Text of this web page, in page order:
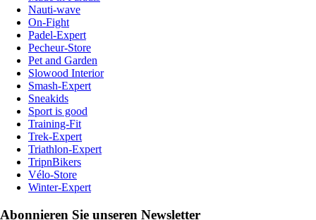
Nauti-wave
On-Fight
Padel-Expert
Pecheur-Store
Pet and Garden
Slowood Interior
Smash-Expert
Sneakids
Sport is good
Training-Fit
Trek-Expert
Triathlon-Expert
TripnBikers
Vélo-Store
Winter-Expert
Abonnieren Sie unseren Newsletter